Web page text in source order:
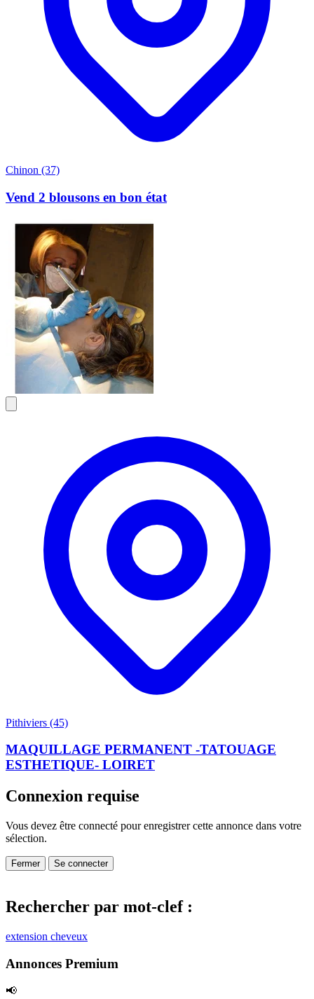
Chinon (37)
Vend 2 blousons en bon état
Pithiviers (45)
MAQUILLAGE PERMANENT -TATOUAGE
ESTHETIQUE- LOIRET
Connexion requise
Vous devez être connecté pour enregistrer cette annonce dans votre
sélection.
Fermer Se connecter
Rechercher par mot-clef :
extension cheveux
Annonces Premium
📢